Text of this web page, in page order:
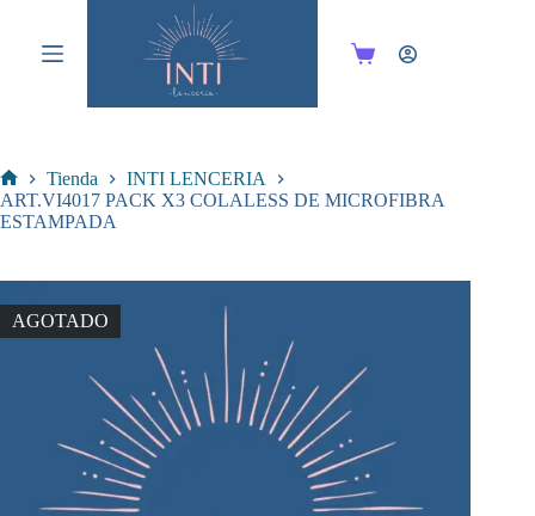
contenido
Carro
Inicio
Tienda
INTI LENCERIA
ART.VI4017 PACK X3 COLALESS DE MICROFIBRA
ESTAMPADA
AGOTADO